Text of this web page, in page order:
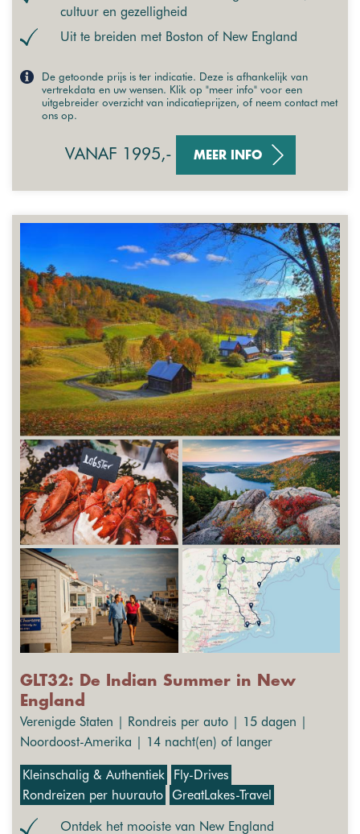
cultuur en gezelligheid
Uit te breiden met Boston of New England
De getoonde prijs is ter indicatie. Deze is afhankelijk van
vertrekdata en uw wensen. Klik op "meer info" voor een
uitgebreider overzicht van indicatieprijzen, of neem contact met
ons op.
VANAF 1995,- MEER INFO
GLT32: De Indian Summer in New
England
Verenigde Staten | Rondreis per auto | 15 dagen |
Noordoost-Amerika | 14 nacht(en) of langer
Kleinschalig & Authentiek
Fly-Drives
Rondreizen per huurauto GreatLakes-Travel
Ontdek het mooiste van New England